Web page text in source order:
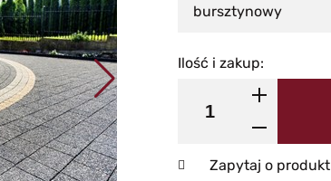
bursztynowy
Ilość i zakup:
Zapytaj o produkt